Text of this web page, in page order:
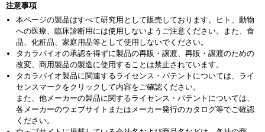
注意事項
本ページの製品はすべて研究用として販売しております。ヒト、動物
への医療、臨床診断用には使用しないようご注意ください。また、食
品、化粧品、家庭用品等として使用しないでください。
タカラバイオの承認を得ずに製品の再販・譲渡、再販・譲渡のための
改変、商用製品の製造に使用することは禁止されています。
タカラバイオ製品に関連するライセンス・パテントについては、ライ
センスマークをクリックして内容をご確認ください。
また、他メーカーの製品に関するライセンス・パテントについては、
各メーカーのウェブサイトまたはメーカー発行のカタログ等でご確認
ください。